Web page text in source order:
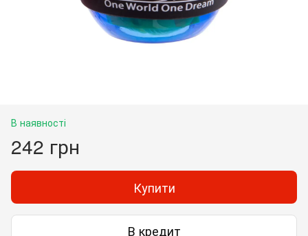
В наявності
242 грн
Купити
В кредит